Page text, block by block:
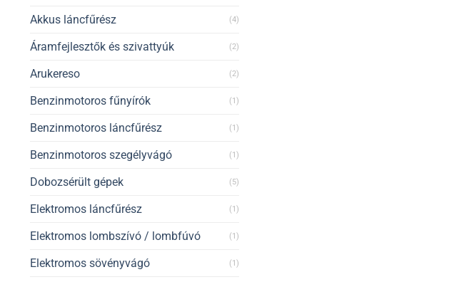
Akkus láncfűrész (4)
Áramfejlesztők és szivattyúk (2)
Arukereso (2)
Benzinmotoros fűnyírók (1)
Benzinmotoros láncfűrész (1)
Benzinmotoros szegélyvágó (1)
Dobozsérült gépek (5)
Elektromos láncfűrész (1)
Elektromos lombszívó / lombfúvó (1)
Elektromos sövényvágó (1)